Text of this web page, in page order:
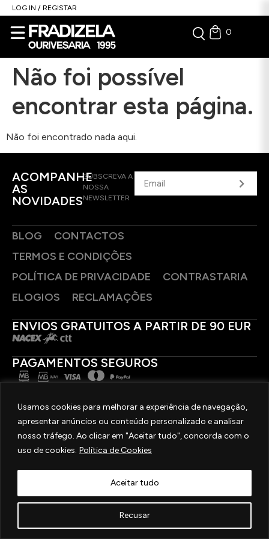
Usamos cookies para melhorar a experiência de navegação,
apresentar anúncios ou conteúdo personalizado e analisar
nosso tráfego. Ao clicar em "Aceitar tudo", concorda com o
uso de cookies. Política de Cookies
Recusar
Aceitar tudo
LOG IN / REGISTAR
0
Não foi possível
encontrar esta página.
Não foi encontrado nada aqui.
ACOMPANHE
AS
NOVIDADES
SUBSCREVA A
NOSSA
NEWSLETTER
BLOG
CONTACTOS
TERMOS E CONDIÇÕES
POLÍTICA DE PRIVACIDADE
CONTRASTARIA
ELOGIOS
RECLAMAÇÕES
ENVIOS GRATUITOS A PARTIR DE 90 EUR
PAGAMENTOS SEGUROS
SIGA-NOS
2025 © OURIVESARIA FRADIZELA
TODOS OS DIREITOS RESERVADOS. | REAL WEBSITE BYMILIGRAM